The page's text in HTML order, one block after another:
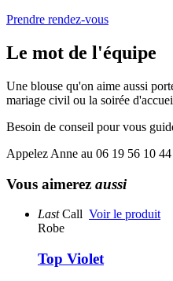
Prendre rendez-vous
Le mot de l'équipe
Une blouse qu'on aime aussi
mariage civil ou la soirée
Besoin de conseil pour vous
Appelez Anne au 06 19 56 10 44
Vous aimerez aussi
LastCall Voir le produit
Robe
Top Violet